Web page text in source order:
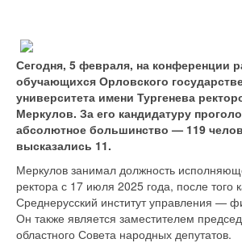
Сегодня, 5 февраля, на конференции
обучающихся Орловского
университета имени Тургенева
Меркулов. За его кандидатуру
абсолютное большинство — 119
высказались 11.
Меркулов занимал должность
ректора с 17 июля 2025 года, после того
Среднерусский институт управления —
Он также является заместителем
областного Совета народных депутатов.